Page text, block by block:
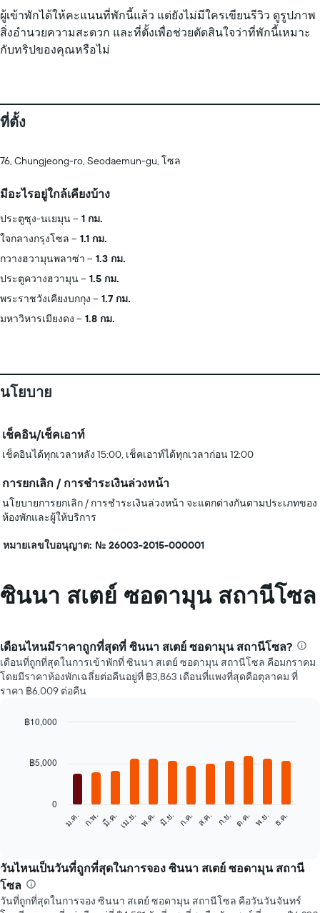
ผู้เข้าพักได้ให้คะแนนที่พักนี้แล้ว แต่ยังไม่มีใครเขียนรีวิว ดูรูปภาพ
สิ่งอำนวยความสะดวก และที่ตั้งเพื่อช่วยตัดสินใจว่าที่พักนี้เหมาะ
กับทริปของคุณหรือไม่
ที่ตั้ง
76, Chungjeong-ro, Seodaemun-gu, โซล
มีอะไรอยู่ใกล้เคียงบ้าง
ประตูซุง-นเยมุน
1 กม.
ใจกลางกรุงโซล
1.1 กม.
กวางฮวามุนพลาซ่า
1.3 กม.
ประตูควางฮวามุน
1.5 กม.
พระราชวังเคียงบกกุง
1.7 กม.
มหาวิหารเมียงดง
1.8 กม.
นโยบาย
เช็คอิน/เช็คเอาท์
เช็คอินได้ทุกเวลาหลัง 15:00, เช็คเอาท์ได้ทุกเวลาก่อน 12:00
การยกเลิก / การชำระเงินล่วงหน้า
นโยบายการยกเลิก / การชำระเงินล่วงหน้า จะแตกต่างกันตามประเภทของ
ห้องพักและผู้ให้บริการ
หมายเลขใบอนุญาต: No. 26003-2015-000001
ซินนา สเตย์ ซอดามุน สถานีโซล
เดือนไหนมีราคาถูกที่สุดที่ ซินนา สเตย์ ซอดามุน สถานีโซล?
เดือนที่ถูกที่สุดในการเข้าพักที่ ซินนา สเตย์ ซอดามุน สถานีโซล คือมกราคม
โดยมีราคาห้องพักเฉลี่ยต่อคืนอยู่ที่ ฿3,863 เดือนที่แพงที่สุดคือตุลาคม ที่
ราคา ฿6,009 ต่อคืน
with
แผนภูมิ
แสดง
ราคา
เฉลี่ย
ของ
ม.ค. ก.พ.มี.ค.เม.ย. พ.ค. มิ.ย. ก.ค. ส.ค. ก.ย. ต.ค. พ.ย. ธ.ค.
0
฿5,000
฿10,000
วันไหนเป็นวันที่ถูกที่สุดในการจอง ซินนา สเตย์ ซอดามุน สถานี
โซล
วันที่ถูกที่สุดในการจอง ซินนา สเตย์ ซอดามุน สถานีโซล คือวันวันจันทร์